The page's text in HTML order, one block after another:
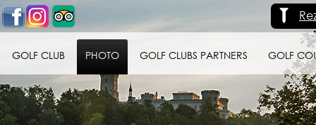
GOLF CLUB PHOTO GOLF CLUBS PARTNERS GOLF